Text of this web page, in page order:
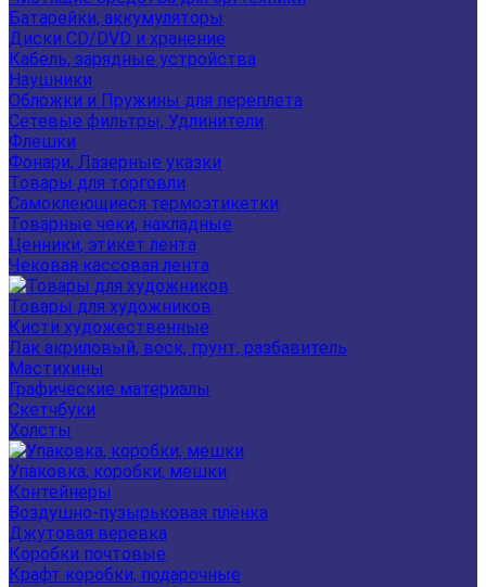
Батарейки, аккумуляторы
Диски CD/DVD и хранение
Кабель, зарядные устройства
Наушники
Обложки и Пружины для переплета
Сетевые фильтры, Удлинители
Флешки
Фонари, Лазерные указки
Товары для торговли
Самоклеющиеся термоэтикетки
Товарные чеки, накладные
Ценники, этикет лента
Чековая кассовая лента
Товары для художников
Кисти художественные
Лак акриловый, воск, грунт, разбавитель
Мастихины
Графические материалы
Скетчбуки
Холсты
Упаковка, коробки, мешки
Контейнеры
Воздушно-пузырьковая плёнка
Джутовая веревка
Коробки почтовые
Крафт коробки, подарочные